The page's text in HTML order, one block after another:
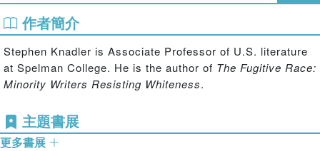
worked and sought refuge, Knadler argues that these
writers developed a complicated and layered transnational
dominant ideas of the nation and citizenship. Writing from
multicultural contact zones, these writers forged a "new
black politics"—one that anticipated the current debate
century global society. As Knadler argues, they defined,
created, and deployed an alternative political language to
作者簡介
Stephen Knadler is Associate Professor of U.S. literature
at Spelman College. He is the author of The Fugitive Race:
Minority Writers Resisting Whiteness.
主題書展
更多書展